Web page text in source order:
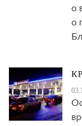
о
о